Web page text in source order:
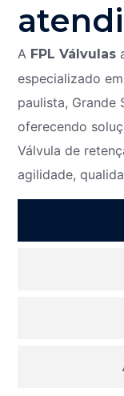
A FPL Válvulas
especializado
paulista, Grande
oferecendo
Válvula de
agilidade,